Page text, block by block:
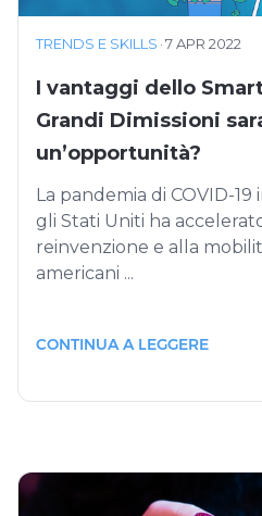
TRENDS E SKILLS ·7 APR 2022
I vantaggi dello
Grandi Dimissioni
un’opportunità?
La pandemia di COVID-
gli Stati Uniti ha
reinvenzione e alla
americani ...
CONTINUA A LEGGERE